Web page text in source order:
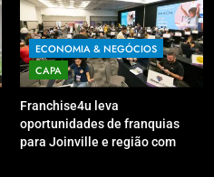
ECONOMIA & NEGÓCIOS
CAPA
Franchise4u leva
oportunidades de franquias
para Joinville e região com